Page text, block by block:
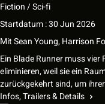
Fiction / Sci-fi
Startdatum : 30 Jun 2026
MitSean Young, Harrison
Ein Blade Runner muss
eliminieren, weil sie ein
zurückgekehrt sind, um
Infos, Trailers & Details